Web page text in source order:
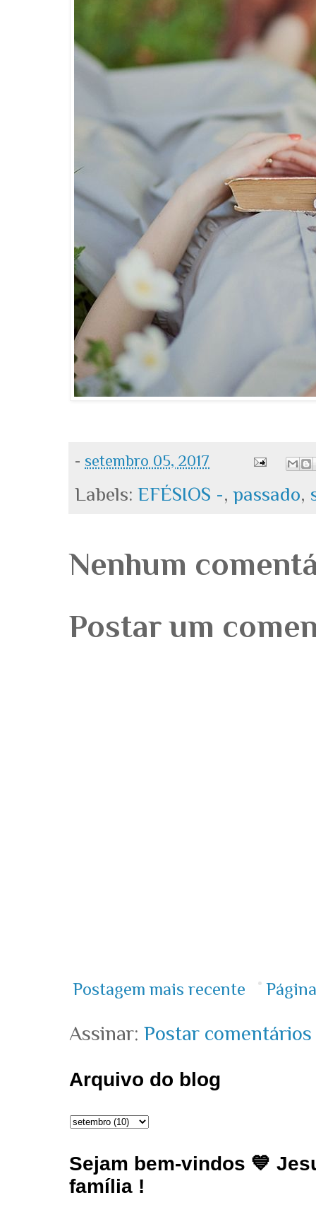
- setembro 05, 2017
Labels:EFÉSIOS -,passado,
Nenhum
Postar um
Postagem mais recente
Assinar:Postar
Arquivo do blog
Sejam bem-vindos 💙
família !